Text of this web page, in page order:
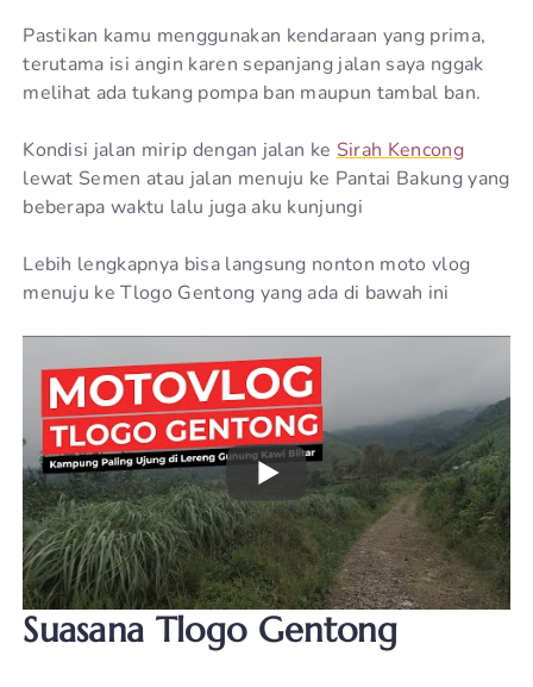
Pastikan kamu menggunakan kendaraan yang prima,
terutama isi angin karen sepanjang jalan saya nggak
melihat ada tukang pompa ban maupun tambal ban.
Kondisi jalan mirip dengan jalan ke Sirah Kencong
lewat Semen atau jalan menuju ke Pantai Bakung yang
beberapa waktu lalu juga aku kunjungi
Lebih lengkapnya bisa langsung nonton moto vlog
menuju ke Tlogo Gentong yang ada di bawah ini
Suasana Tlogo Gentong